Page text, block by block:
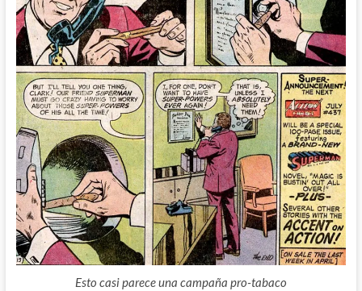
Esto casi parece una campaña pro-tabaco